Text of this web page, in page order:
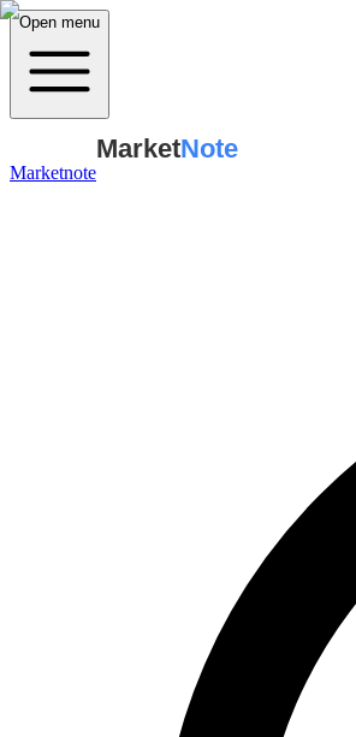
Open menu
Marketnote
MarketNote